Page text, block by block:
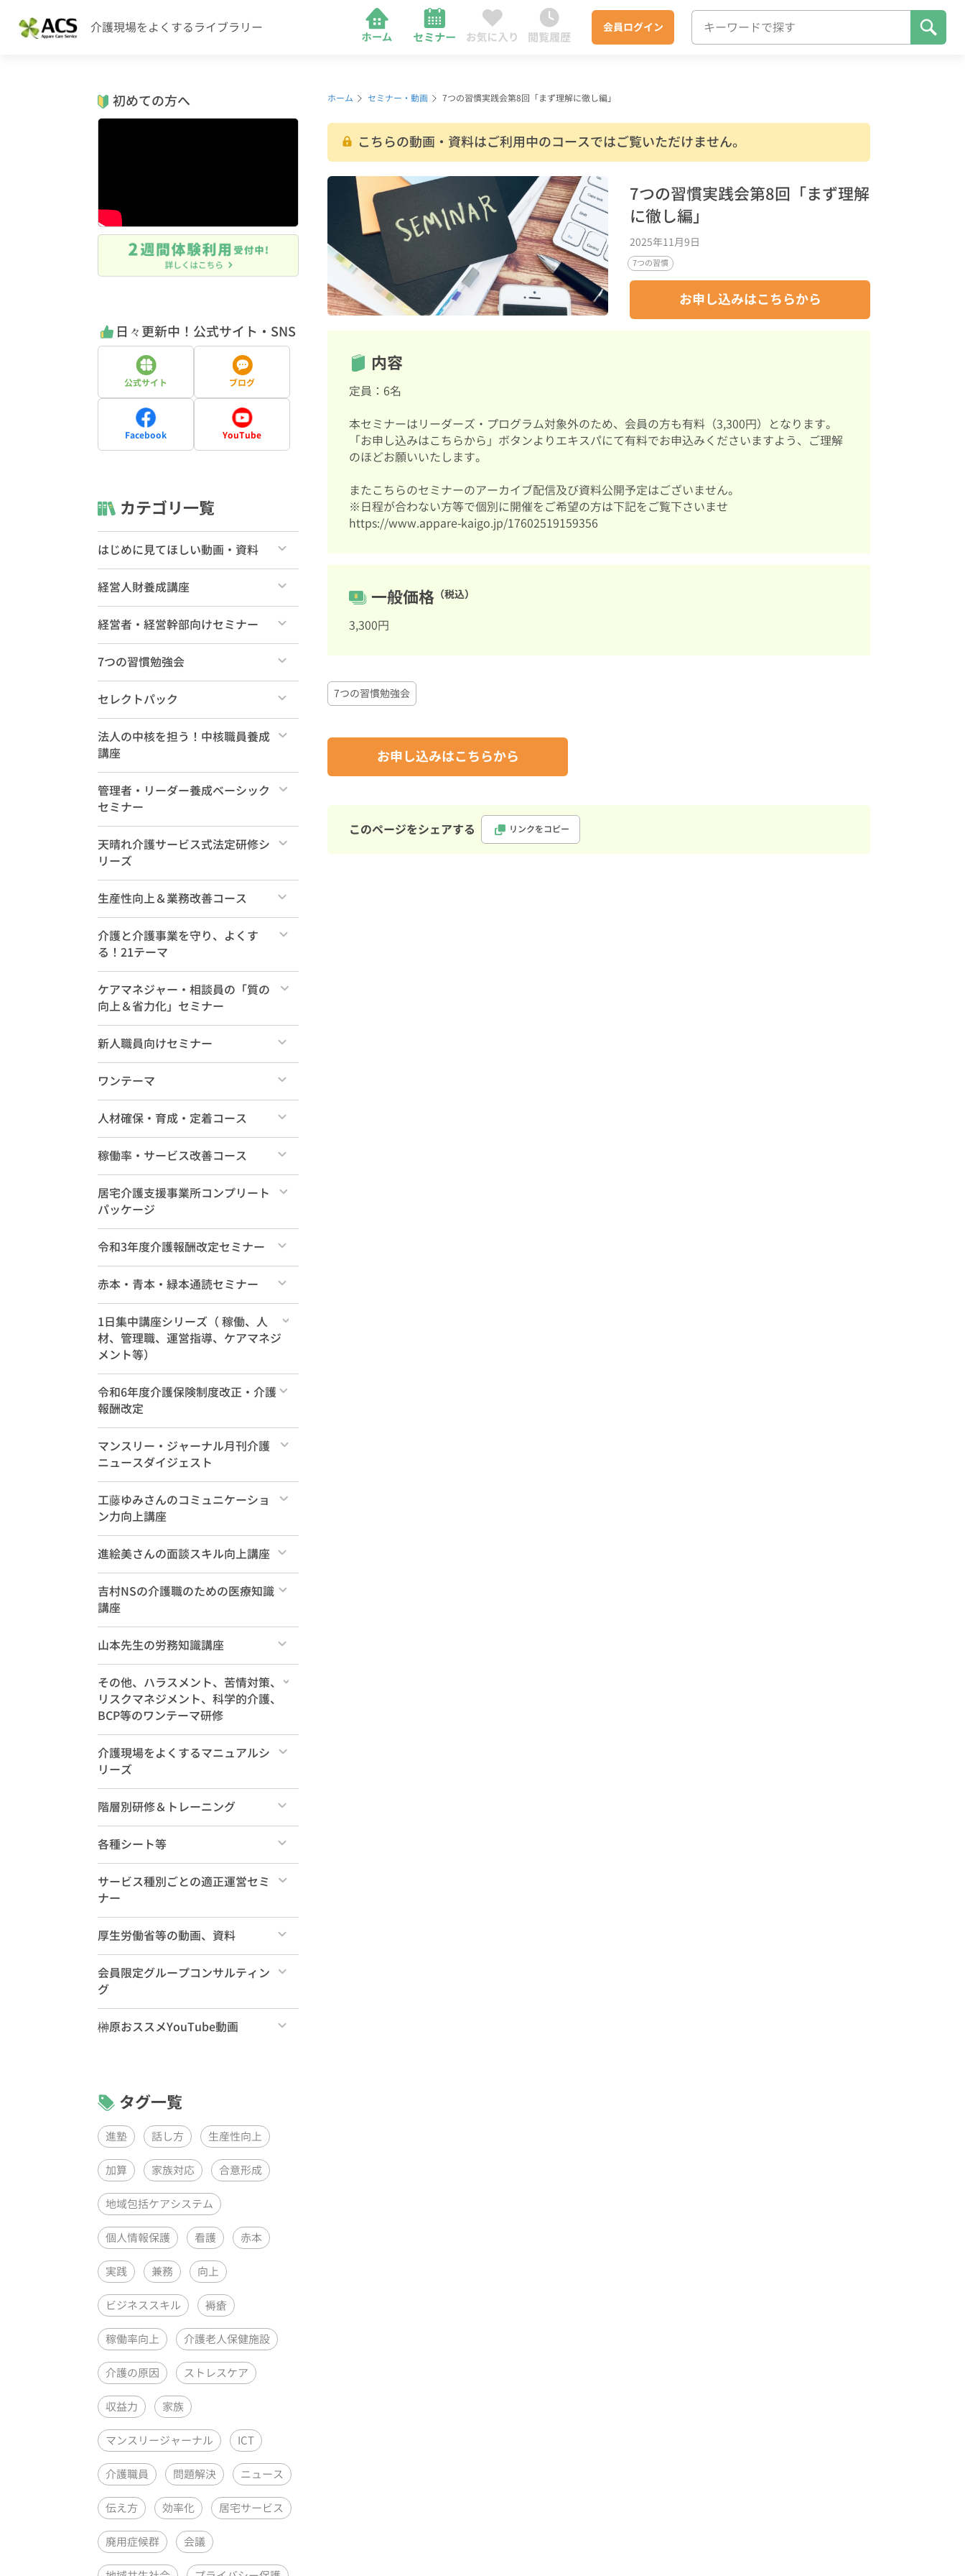
介護現場をよくするライブラリー 会員ログイン
初めての方へ
日々更新中！公式サイト・SNS
公式サイト ブログ
Facebook YouTube
ホーム セミナー・動画 7つの習慣実践会第8回「まず理解に徹し編」
こちらの動画・資料はご利用中のコースではご覧いただけません。
7つの習慣実践会第8回「まず理解
に徹し編」
2025年11月9日
7つの習慣
お申し込みはこちらから
内容
定員：6名
本セミナーはリーダーズ・プログラム対象外のため、会員の方も有料（3,300円）となります。
「お申し込みはこちらから」ボタンよりエキスパにて有料でお申込みくださいますよう、ご理解
のほどお願いいたします。
またこちらのセミナーのアーカイブ配信及び資料公開予定はございません。
※日程が合わない方等で個別に開催をご希望の方は下記をご覧下さいませ
https://www.appare-kaigo.jp/17602519159356
一般価格 （税込）
3,300円
7つの習慣勉強会
お申し込みはこちらから
このページをシェアする リンクをコピー
カテゴリ一覧
はじめに見てほしい動画・資料
すべて
ライブラリーの使い方（有料会員向
け）
ショート動画（1分～10分）
毎月のセミナー・ダイジェスト
天晴れ介護サービスを知るセミナー
10選！
社内大学カリキュラム案
経営人財養成講座
すべて
経営者・経営幹部向けセミナー
すべて
7つの習慣勉強会
すべて
セレクトパック
すべて
法人の中核を担う！中核職員養成
講座
すべて
本講座
事前学習動画（必須）
管理者・リーダー養成ベーシック
セミナー
すべて
管理職養成ベーシック 年間受講
特典動画
天晴れ介護サービス式法定研修シ
リーズ
すべて
新人研修（基礎編2時間）
特典動画
生産性向上＆業務改善コース
すべて
介護と介護事業を守り、よくす
る！21テーマ
すべて
ケアマネジャー・相談員の「質の
向上＆省力化」セミナー
すべて
新人職員向けセミナー
すべて
ワンテーマ
すべて
人材確保・育成・定着コース
すべて
稼働率・サービス改善コース
すべて
居宅介護支援事業所コンプリート
パッケージ
すべて
令和3年度介護報酬改定セミナー
すべて
赤本・青本・緑本通読セミナー
すべて
1日集中講座シリーズ（ 稼働、人
材、管理職、運営指導、ケアマネジ
メント等）
すべて
令和6年度介護保険制度改正・介護
報酬改定
すべて
マンスリー・ジャーナル月刊介護
ニュースダイジェスト
すべて
工藤ゆみさんのコミュニケーショ
ン力向上講座
すべて
進絵美さんの面談スキル向上講座
すべて
吉村NSの介護職のための医療知識
講座
すべて
山本先生の労務知識講座
すべて
その他、ハラスメント、苦情対策、
リスクマネジメント、科学的介護、
BCP等のワンテーマ研修
すべて
介護現場をよくするマニュアルシ
リーズ
すべて
階層別研修＆トレーニング
すべて
管理職養成
各種シート等
すべて
サービス種別ごとの適正運営セミ
ナー
すべて
厚生労働省等の動画、資料
すべて
会員限定グループコンサルティン
グ
すべて
ンサルティング（月1回）
ケアラーズ・クラブQAセッション
（月1回）
榊原おススメYouTube動画
タグ一覧
進塾 話し方 生産性向上
加算 家族対応 合意形成
地域包括ケアシステム
個人情報保護 看護 赤本
実践 兼務 向上
ビジネススキル 褥瘡
稼働率向上 介護老人保健施設
介護の原因 ストレスケア
収益力 家族
マンスリージャーナル ICT
介護職員 問題解決 ニュース
伝え方 効率化 居宅サービス
廃用症候群 会議